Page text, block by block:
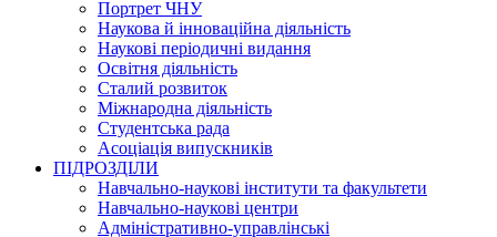
Портрет ЧНУ
Наукова й інноваційна діяльність
Наукові періодичні видання
Освітня діяльність
Сталий розвиток
Міжнародна діяльність
Студентська рада
Асоціація випускників
ПІДРОЗДІЛИ
Навчально-наукові інститути та факультети
Навчально-наукові центри
Адміністративно-управлінські